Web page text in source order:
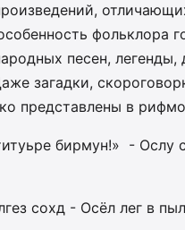
фольклора
песен,
загадки,
представлены в
бирмун!» - Ослу
сохд - Осёл лег в